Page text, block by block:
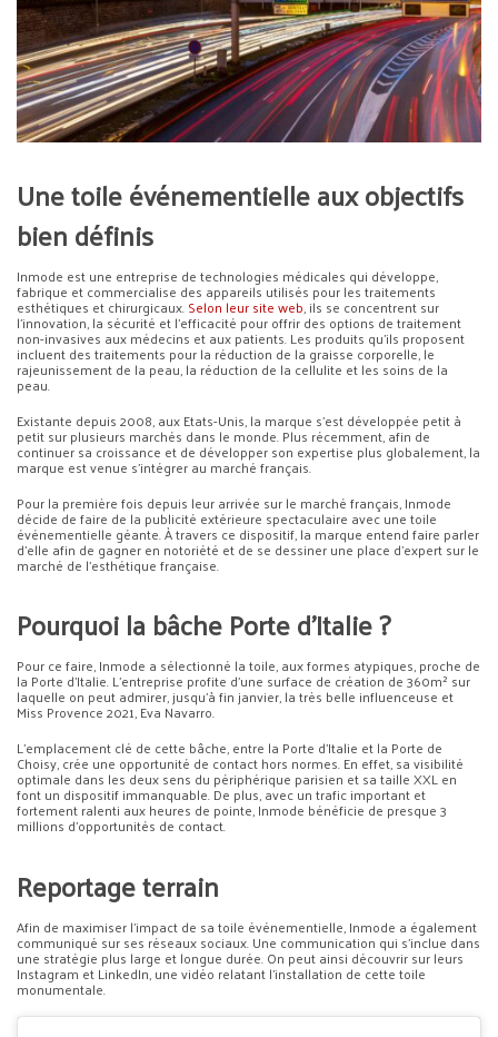
Une toile événementielle aux objectifs
bien définis
Inmode est une entreprise de technologies médicales qui développe,
fabrique et commercialise des appareils utilisés pour les traitements
esthétiques et chirurgicaux.Selon leur site web, ils se concentrent sur
l’innovation, la sécurité et l’efficacité pour offrir des options de traitement
non-invasives aux médecins et aux patients. Les produits qu’ils proposent
incluent des traitements pour la réduction de la graisse corporelle, le
rajeunissement de la peau, la réduction de la cellulite et les soins de la
peau.
Existante depuis 2008, aux Etats-Unis, la marque s’est développée petit à
petit sur plusieurs marchés dans le monde. Plus récemment, afin de
continuer sa croissance et de développer son expertise plus globalement, la
marque est venue s’intégrer au marché français.
Pour la première fois depuis leur arrivée sur le marché français, Inmode
décide de faire de la publicité extérieure spectaculaire avec une toile
événementielle géante. À travers ce dispositif, la marque entend faire parler
d’elle afin de gagner en notoriété et de se dessiner une place d’expert sur le
marché de l’esthétique française.
Pourquoi la bâche Porte d’Italie ?
Pour ce faire, Inmode a sélectionné la toile, aux formes atypiques, proche de
la Porte d’Italie. L’entreprise profite d’une surface de création de 360m² sur
laquelle on peut admirer, jusqu’à fin janvier, la très belle influenceuse et
Miss Provence 2021, Eva Navarro.
L’emplacement clé de cette bâche, entre la Porte d’Italie et la Porte de
Choisy, crée une opportunité de contact hors normes. En effet, sa visibilité
optimale dans les deux sens du périphérique parisien et sa taille XXL en
font un dispositif immanquable. De plus, avec un trafic important et
fortement ralenti aux heures de pointe, Inmode bénéficie de presque 3
millions d’opportunités de contact.
Reportage terrain
Afin de maximiser l’impact de sa toile événementielle, Inmode a également
communiqué sur ses réseaux sociaux. Une communication qui s’inclue dans
une stratégie plus large et longue durée. On peut ainsi découvrir sur leurs
Instagram et LinkedIn, une vidéo relatant l’installation de cette toile
monumentale.